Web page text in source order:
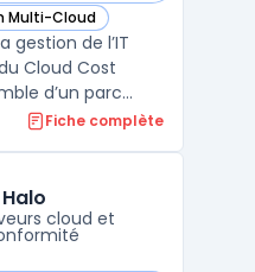
Multi-Cloud
catégorie
gestion de l’IT
Cloud Cost
d’un parc
gérant des
pilotage, de coût
...
Fiche complète
cloud et